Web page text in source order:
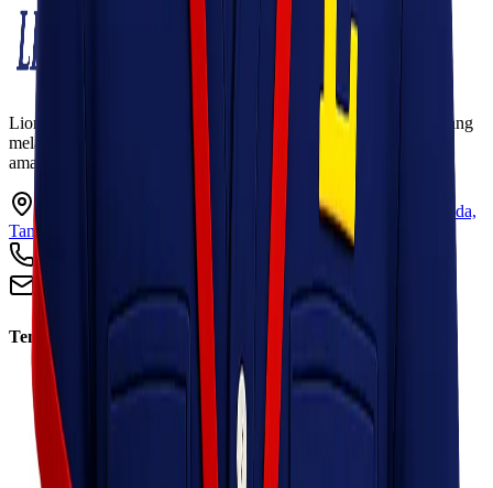
Lionel Express adalah perusahaan jasa pengiriman terpercaya yang
melayani pengiriman barang ke seluruh Indonesia dengan cepat,
aman, dan harga kompetitif.
Ruko Garden Square Blok G No. 11-12 Jurumudi baru, Benda,
Tangerang, Banten 15124
+62 813 8838 8182
info@lionelexpress.com
Tentang Kami
Tentang Kami
Visi & Misi
Sosial Perusahaan
Karir
Cabang
Informasi